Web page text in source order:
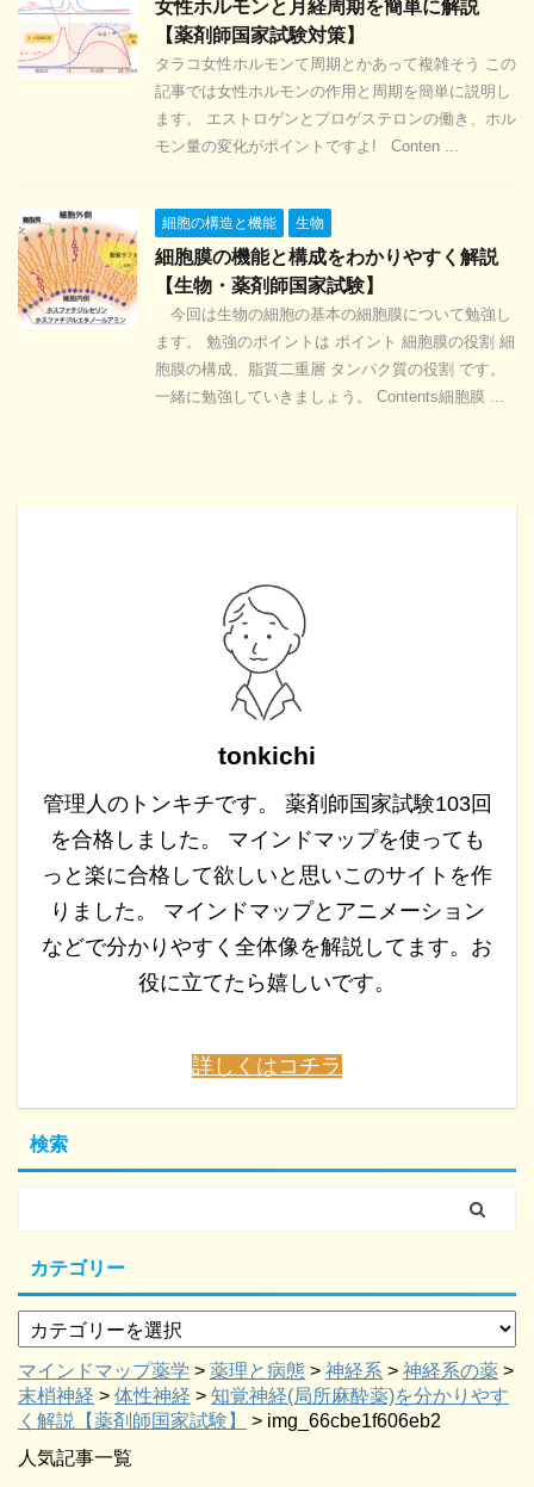
女性ホルモンと月経周期を簡単に解説
【薬剤師国家試験対策】
タラコ女性ホルモンて周期とかあって複雑そう この
記事では女性ホルモンの作用と周期を簡単に説明し
ます。 エストロゲンとプロゲステロンの働き、ホル
モン量の変化がポイントですよ! Conten ...
細胞の構造と機能 生物
細胞膜の機能と構成をわかりやすく解説
【生物・薬剤師国家試験】
今回は生物の細胞の基本の細胞膜について勉強し
ます。 勉強のポイントは ポイント 細胞膜の役割 細
胞膜の構成、脂質二重層 タンパク質の役割 です。
一緒に勉強していきましょう。 Contents細胞膜 ...
tonkichi
管理人のトンキチです。 薬剤師国家試験103回
を合格しました。 マインドマップを使っても
っと楽に合格して欲しいと思いこのサイトを作
りました。 マインドマップとアニメーション
などで分かりやすく全体像を解説してます。お
役に立てたら嬉しいです。
詳しくはコチラ
検索
カテゴリー
マインドマップ薬学 > 薬理と病態 > 神経系 > 神経系の薬 >
末梢神経 > 体性神経 > 知覚神経(局所麻酔薬)を分かりやす
く解説【薬剤師国家試験】
> img_66cbe1f606eb2
人気記事一覧